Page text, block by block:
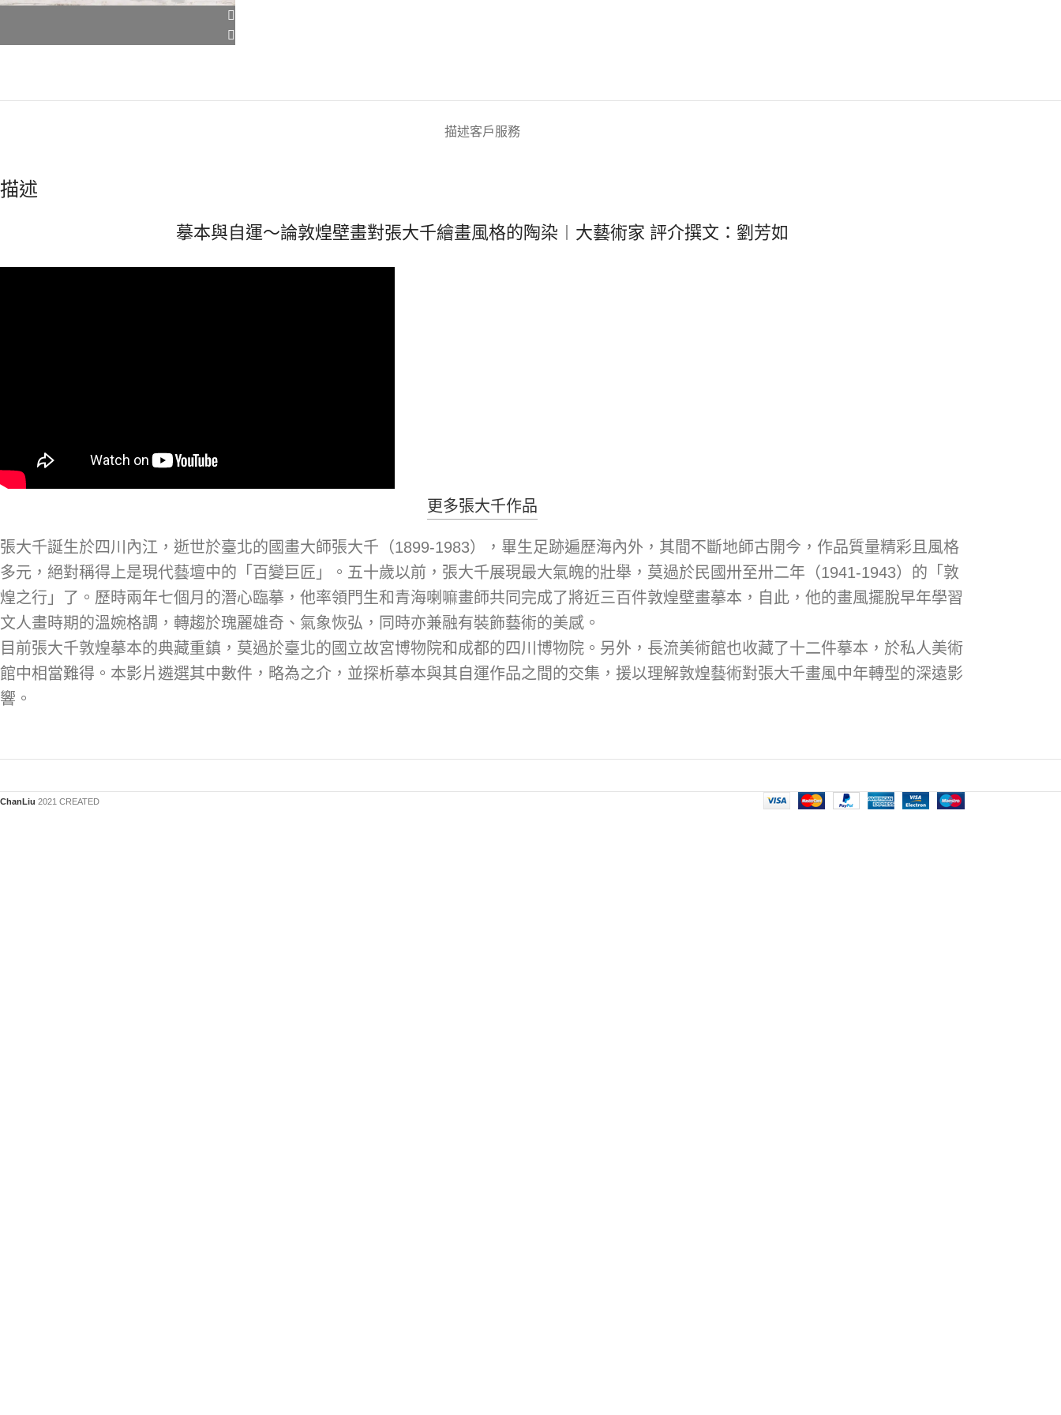
描述客戶服務
描述
摹本與自運～論敦煌壁畫對張大千繪畫風格的陶染︱大藝術家 評介撰文：劉芳如
更多張大千作品
張大千誕生於四川內江，逝世於臺北的國畫大師張大千（1899-1983），畢生足跡遍歷海內外，其間不斷地師古開今，作品質量精彩且風格
多元，絕對稱得上是現代藝壇中的「百變巨匠」。五十歲以前，張大千展現最大氣魄的壯舉，莫過於民國卅至卅二年（1941-1943）的「敦
煌之行」了。歷時兩年七個月的潛心臨摹，他率領門生和青海喇嘛畫師共同完成了將近三百件敦煌壁畫摹本，自此，他的畫風擺脫早年學習
文人畫時期的溫婉格調，轉趨於瑰麗雄奇、氣象恢弘，同時亦兼融有裝飾藝術的美感。
目前張大千敦煌摹本的典藏重鎮，莫過於臺北的國立故宮博物院和成都的四川博物院。另外，長流美術館也收藏了十二件摹本，於私人美術
館中相當難得。本影片遴選其中數件，略為之介，並探析摹本與其自運作品之間的交集，援以理解敦煌藝術對張大千畫風中年轉型的深遠影
響。
ChanLiu 2021 CREATED